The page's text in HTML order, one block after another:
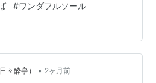
たのでそんなに日を空けず第2
今回は、ソ
徹底して、目玉焼きを最後トッ
出来上がりはこんな感じだ。 2
、前回の食材プラス玉…
#ワンダフルソール
々酔亭） • 2ヶ月前